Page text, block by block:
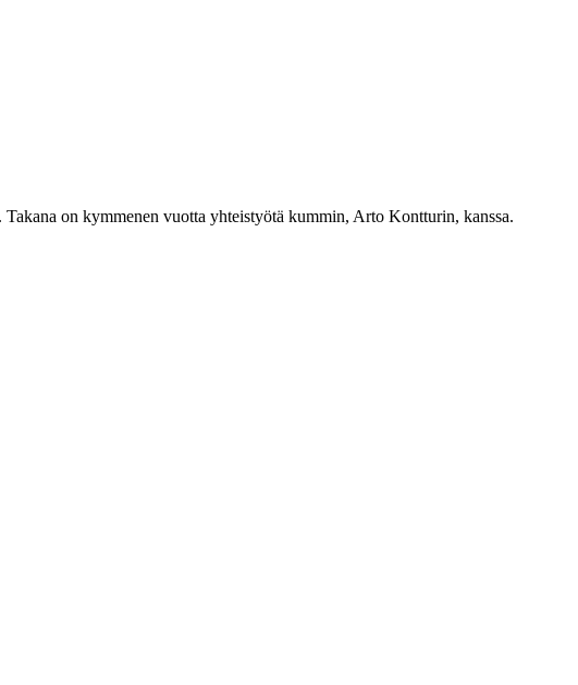
on kymmenen vuotta yhteistyötä kummin, Arto Kontturin, kanssa.